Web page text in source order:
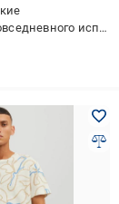
использования